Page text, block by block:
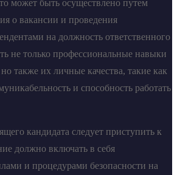
может быть осуществлено путем
о вакансии и проведения
на должность ответственного
не только профессиональные навыки
также их личные качества, такие как
и способность работать
кандидата следует приступить к
должно включать в себя
и процедурами безопасности на